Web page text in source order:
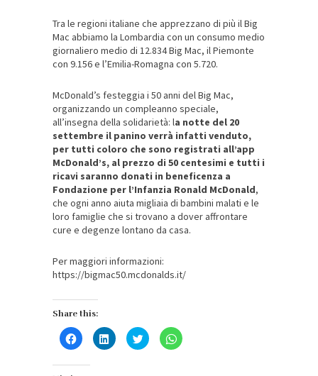
Tra le regioni italiane che apprezzano di più il Big
Mac abbiamo la Lombardia con un consumo medio
giornaliero medio di 12.834 Big Mac, il Piemonte
con 9.156 e l’Emilia-Romagna con 5.720.
McDonald’s festeggia i 50 anni del Big Mac,
organizzando un compleanno speciale,
all’insegna della solidarietà: la notte del 20
settembre il panino verrà infatti venduto,
per tutti coloro che sono registrati all’app
McDonald’s, al prezzo di 50 centesimi e tutti i
ricavi saranno donati in beneficenza a
Fondazione per l’Infanzia Ronald McDonald,
che ogni anno aiuta migliaia di bambini malati e le
loro famiglie che si trovano a dover affrontare
cure e degenze lontano da casa.
Per maggiori informazioni:
https://bigmac50.mcdonalds.it/
Share this:
Fai
clic
Fai
clic
Fai
clic
Fai
clic